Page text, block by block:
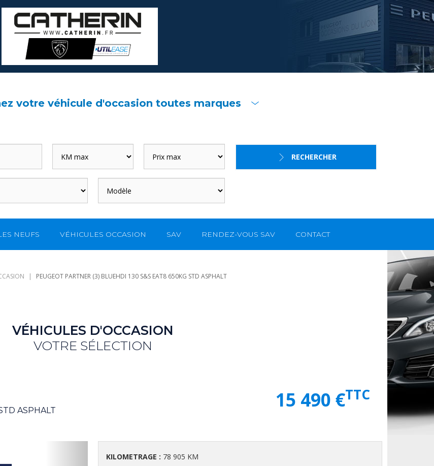
votre véhicule d'occasion toutes marques
RECHERCHER
NEUFS VÉHICULES OCCASION SAV RENDEZ-VOUS SAV CONTACT
PEUGEOT PARTNER (3) BLUEHDI 130 S&S EAT8 650KG STD ASPHALT
VÉHICULES D'OCCASION
VOTRE SÉLECTION
ASPHALT 15 490 €TTC
KILOMETRAGE : 78 905 KM